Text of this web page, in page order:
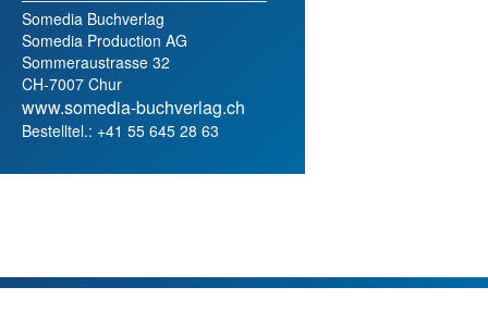
Somedia Buchverlag
Somedia Production AG
Sommeraustrasse 32
CH-7007 Chur
www.somedia-buchverlag.ch
Bestelltel.: +41 55 645 28 63